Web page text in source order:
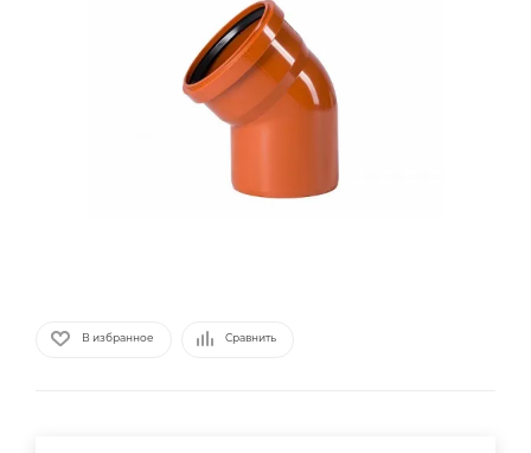
В избранное Сравнить